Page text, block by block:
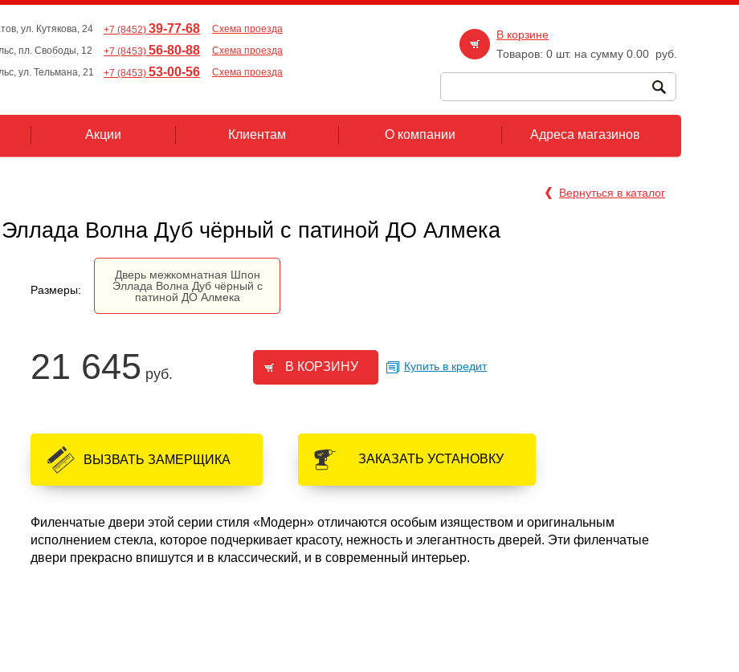
Вернуться в каталог
Волна Дуб чёрный с патиной ДО Алмека
Размеры:
Дверь межкомнатная Шпон
Эллада Волна Дуб чёрный с
патиной ДО Алмека
21 645 руб. Купить в кредит
ВЫЗВАТЬ ЗАМЕРЩИКА ЗАКАЗАТЬ УСТАНОВКУ
Филенчатые двери этой серии стиля «Модерн» отличаются особым изяществом и оригинальным
исполнением стекла, которое подчеркивает красоту, нежность и элегантность дверей. Эти филенчатые
двери прекрасно впишутся и в классический, и в современный интерьер.
ул. Кутякова, 24 +7 (8452) 39-77-68
Схема проезда
пл. Свободы, 12
+7 (8453) 56-80-88
Схема проезда
ул. Тельмана, 21
+7 (8453) 53-00-56 Схема проезда
В корзине
Товаров: 0 шт. на сумму 0.00 руб.
Акции Клиентам О компании Адреса магазинов